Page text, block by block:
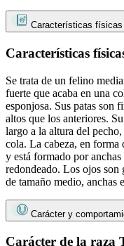
Características físicas
Características
Se trata de un felino
fuerte que acaba en una
esponjosa. Sus patas son
altos que los anteriores.
largo a la altura del
cola. La cabeza, en forma
y está formado por
redondeado. Los ojos son
de tamaño medio, anchas
Carácter y
Carácter de la raza